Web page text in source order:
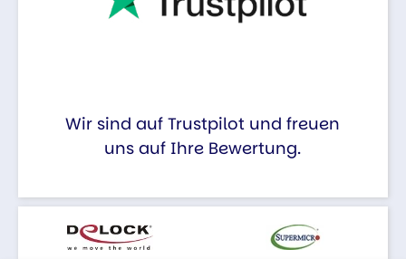
Wir sind auf Trustpilot und freuen
uns auf Ihre Bewertung.